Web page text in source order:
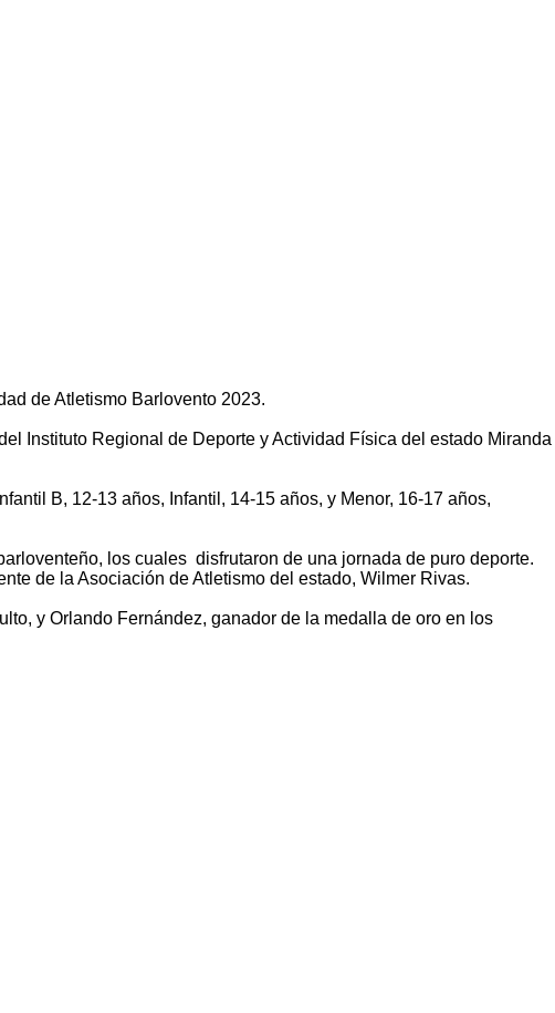
de Atletismo Barlovento 2023.
Instituto Regional de Deporte y Actividad Física del estado Miranda
B, 12-13 años, Infantil, 14-15 años, y Menor, 16-17 años,
los cuales disfrutaron de una jornada de puro deporte.
de la Asociación de Atletismo del estado, Wilmer Rivas.
y Orlando Fernández, ganador de la medalla de oro en los